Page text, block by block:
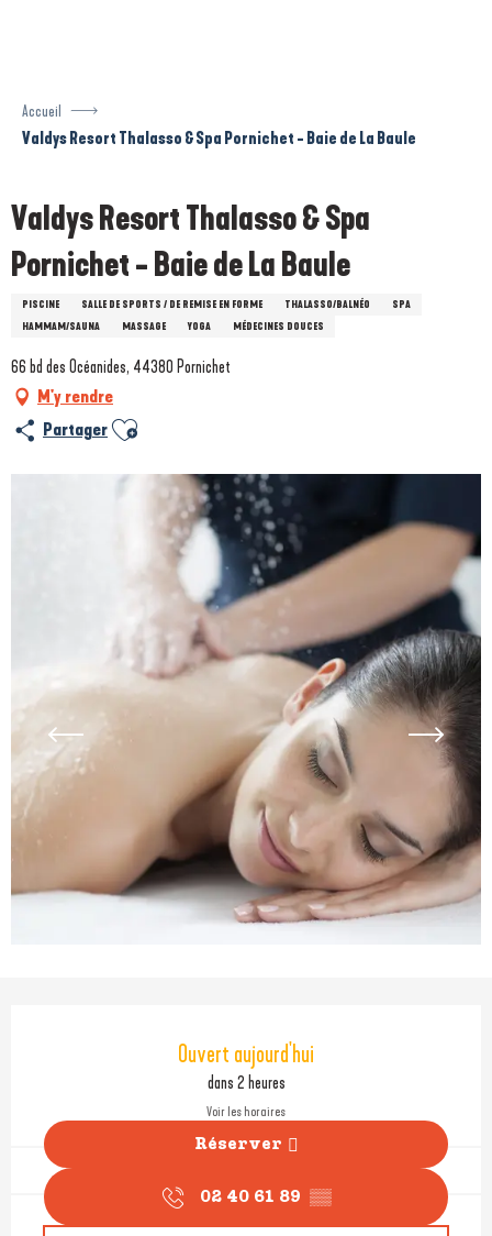
Accueil
Valdys Resort Thalasso & Spa Pornichet - Baie de La Baule
Valdys Resort Thalasso & Spa
Pornichet - Baie de La Baule
PISCINE SALLE DE SPORTS / DE REMISE EN FORME THALASSO/BALNÉO
SPA
HAMMAM/SAUNA
MASSAGE YOGA MÉDECINES DOUCES
66 bd des Océanides, 44380 Pornichet
M'y rendre
Partager Ajouter aux favoris
Ouverture et coordonnées
Ouvert aujourd'hui
dans 2 heures
Voir les horaires
Réserver
02 40 61 89 ▒▒